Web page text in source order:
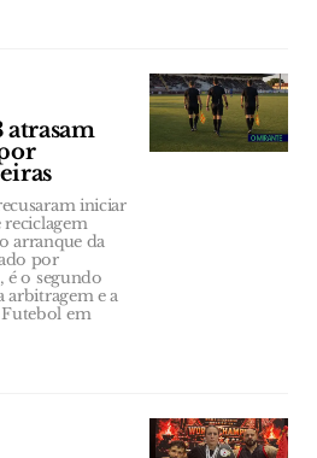
iniciar
reciclagem
arranque da
por
é o segundo
arbitragem e a
Futebol em